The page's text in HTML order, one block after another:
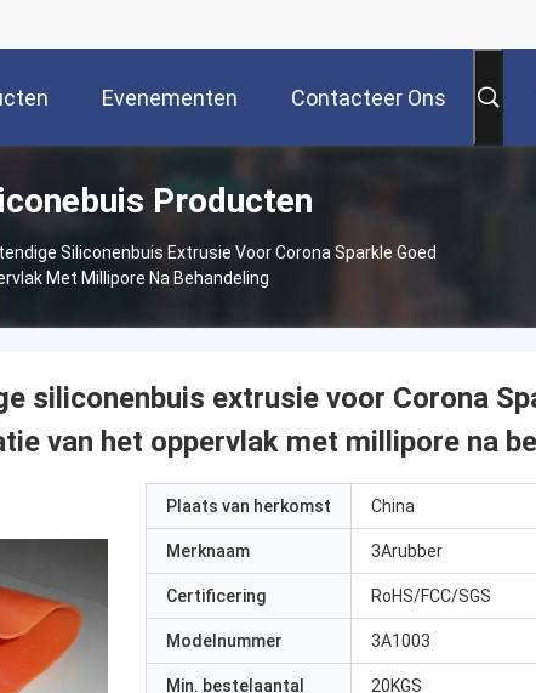
Evenementen Contacteer Ons
Producten
Siliconenbuis Extrusie Voor Corona Sparkle Goed
Met Millipore Na Behandeling
siliconenbuis extrusie voor Corona
van het oppervlak met millipore na
Plaats van herkomst China
Merknaam 3Arubber
Certificering RoHS/FCC/SGS
Modelnummer 3A1003
Min. bestelaantal 20KGS